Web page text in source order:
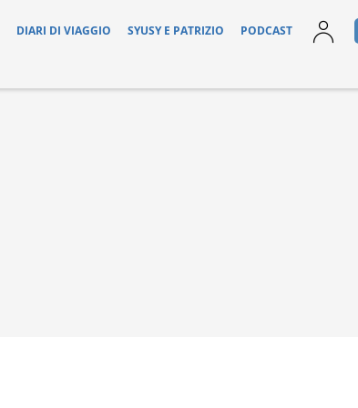
DIARI DI VIAGGIO SYUSY E PATRIZIO PODCAST